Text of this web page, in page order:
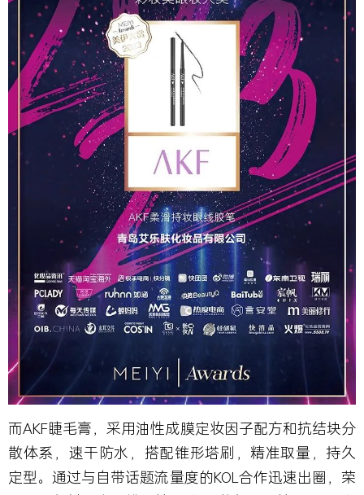
而AKF睫毛膏，采用油性成膜定妆因子配方和抗结块分
散体系，速干防水，搭配锥形塔刷，精准取量，持久
定型。通过与自带话题流量度的KOL合作迅速出圈，荣